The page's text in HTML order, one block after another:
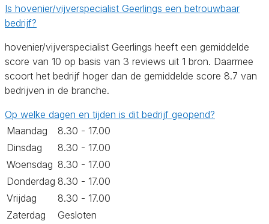
Is hovenier/vijverspecialist Geerlings een betrouwbaar
bedrijf?
hovenier/vijverspecialist Geerlings heeft een gemiddelde
score van 10 op basis van 3 reviews uit 1 bron. Daarmee
scoort het bedrijf hoger dan de gemiddelde score 8.7 van
bedrijven in de branche.
Op welke dagen en tijden is dit bedrijf geopend?
Maandag
8.30 - 17.00
Dinsdag
8.30 - 17.00
Woensdag 8.30 - 17.00
Donderdag 8.30 - 17.00
Vrijdag
8.30 - 17.00
Zaterdag
Gesloten